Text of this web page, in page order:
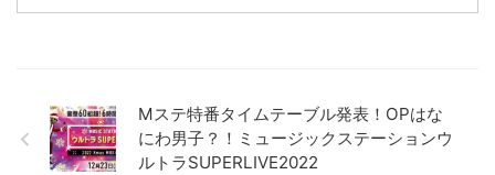
Mステ特番タイムテーブル発表！OPはな
にわ男子？！ミュージックステーションウ
ルトラSUPERLIVE2022